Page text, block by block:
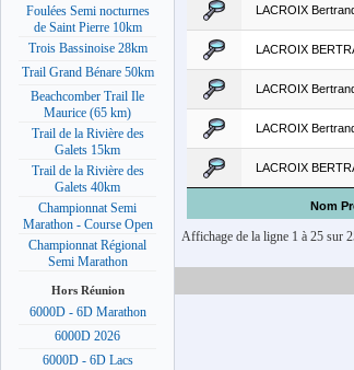
Foulées Semi nocturnes
de Saint Pierre 10km
Trois Bassinoise 28km
Trail Grand Bénare 50km
Beachcomber Trail Ile
Maurice (65 km)
Trail de la Rivière des
Galets 15km
Trail de la Rivière des
Galets 40km
Championnat Semi
Marathon - Course Open
Championnat Régional
Semi Marathon
Hors Réunion
6000D - 6D Marathon
6000D 2026
6000D - 6D Lacs
Nom
LACROIX
LACROIX
LACROIX
LACROIX
LACROIX
Affichage de la ligne 1 à 25 sur